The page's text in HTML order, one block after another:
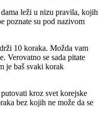
leži u nizu pravila, kojih
poznate su pod nazivom
10 koraka. Možda vam
Verovatno se sada pitate
je baš svaki korak
kroz svet korejske
bez kojih ne može da se